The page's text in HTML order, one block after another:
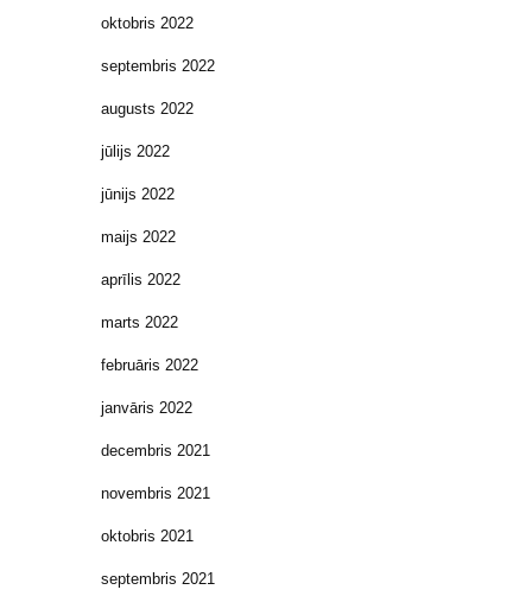
oktobris 2022
septembris 2022
augusts 2022
jūlijs 2022
jūnijs 2022
maijs 2022
aprīlis 2022
marts 2022
februāris 2022
janvāris 2022
decembris 2021
novembris 2021
oktobris 2021
septembris 2021